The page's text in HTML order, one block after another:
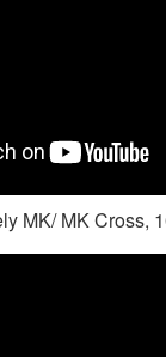
MK/ MK Cross,